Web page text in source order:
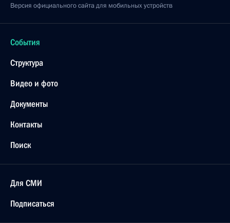
Версия официального сайта для мобильных устройств
События
Структура
Видео и фото
Документы
Контакты
Поиск
Для СМИ
Подписаться